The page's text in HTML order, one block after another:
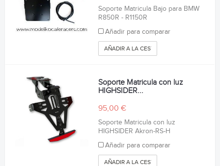
Soporte Matricula Bajo para BMW
R850R - R1150R
Añadir para comparar
AÑADIR A LA CESTA
Soporte Matricula con luz
HIGHSIDER...
95,00 €
Soporte Matricula con luz
HIGHSIDER Akron-RS-H
Añadir para comparar
AÑADIR A LA CESTA